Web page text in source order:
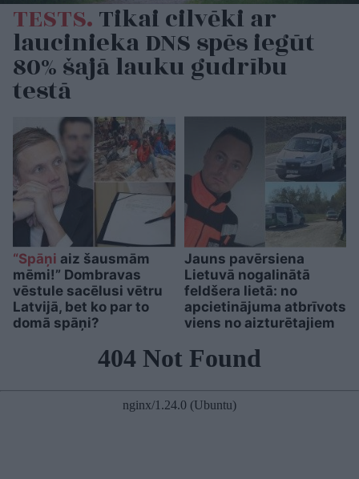
TESTS.Tikai cilvēki ar
laucinieka DNS spēs iegūt
80% šajā lauku gudrību
testā
“Spāņi aiz šausmām
mēmi!” Dombravas
vēstule sacēlusi vētru
Latvijā, bet ko par to
domā spāņi?
Jauns pavērsiena
Lietuvā nogalinātā
feldšera lietā: no
apcietinājuma atbrīvots
viens no aizturētajiem